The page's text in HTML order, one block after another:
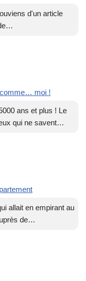
d'un article
comme… moi !
ans et plus ! Le
qui ne savent…
allait en empirant au
de…